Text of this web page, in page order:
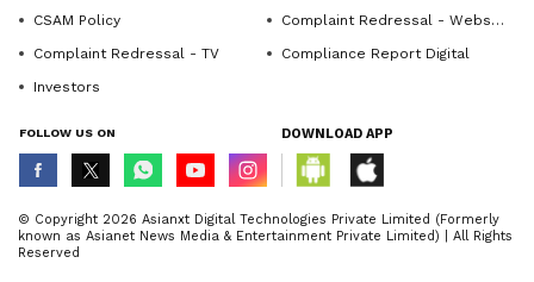
CSAM Policy
Complaint Redressal - Website
Complaint Redressal - TV
Compliance Report Digital
Investors
FOLLOW US ON DOWNLOAD APP
© Copyright 2026 Asianxt Digital Technologies Private Limited (Formerly
known as Asianet News Media & Entertainment Private Limited) | All Rights
Reserved